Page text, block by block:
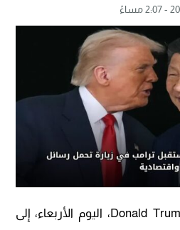
وصل الرئيس الأمريكي Donald Trump، اليوم الأربعاء، إلى